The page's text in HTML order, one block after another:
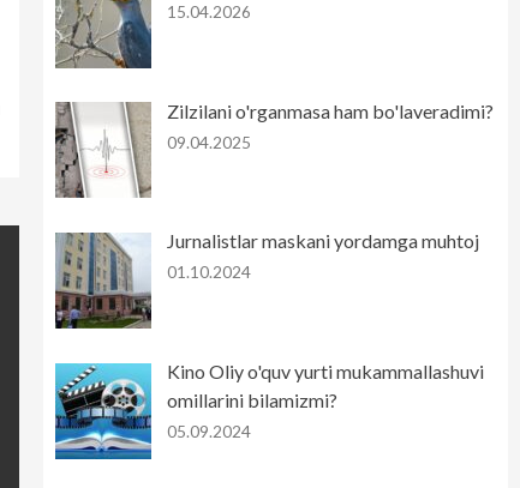
15.04.2026
Zilzilani o'rganmasa ham bo'laveradimi?
09.04.2025
Jurnalistlar maskani yordamga muhtoj
01.10.2024
Kino Oliy o'quv yurti mukammallashuvi
omillarini bilamizmi?
05.09.2024